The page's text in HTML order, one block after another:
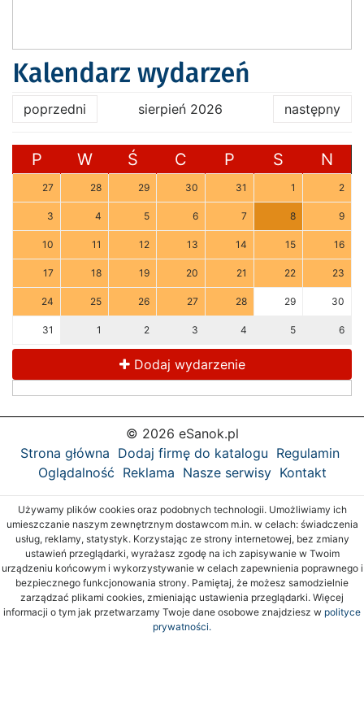
Kalendarz wydarzeń
poprzedni sierpień 2026 następny
P W Ś C P S N
27 28 29 30 31 1 2
3 4 5 6 7 8 9
10 11 12 13 14 15 16
17 18 19 20 21 22 23
24 25 26 27 28 29 30
31 1 2 3 4 5 6
Dodaj wydarzenie
© 2026 eSanok.pl
Strona główna Dodaj firmę do katalogu Regulamin
Oglądalność Reklama Nasze serwisy Kontakt
Używamy plików cookies oraz podobnych technologii. Umożliwiamy ich
umieszczanie naszym zewnętrznym dostawcom m.in. w celach: świadczenia
usług, reklamy, statystyk. Korzystając ze strony internetowej, bez zmiany
ustawień przeglądarki, wyrażasz zgodę na ich zapisywanie w Twoim
urządzeniu końcowym i wykorzystywanie w celach zapewnienia poprawnego i
bezpiecznego funkcjonowania strony. Pamiętaj, że możesz samodzielnie
zarządzać plikami cookies, zmieniając ustawienia przeglądarki. Więcej
informacji o tym jak przetwarzamy Twoje dane osobowe znajdziesz w polityce
prywatności.